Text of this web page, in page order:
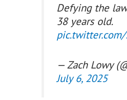
Defying the
38 years old.
— Zach Lowy
July 6, 2025